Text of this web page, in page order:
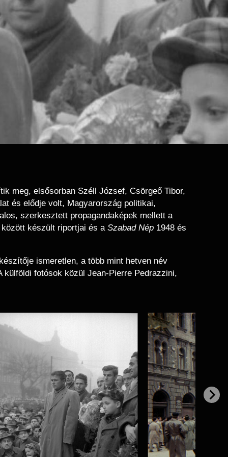
meg, elsősorban Széll József, Csörgeő Tibor,
és elődje volt, Magyarország politikai,
szerkesztett propagandaképek mellett a
készült riportjai és a Szabad Nép 1948 és
ismeretlen, a több mint hetven név
fotósok közül Jean-Pierre Pedrazzini,